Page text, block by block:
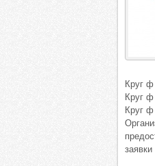
Круг
Круг
Круг